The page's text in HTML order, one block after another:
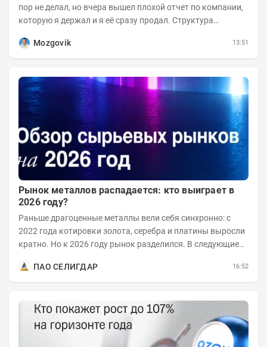
пор не делал, но вчера вышел плохой отчет по компании,
которую я держал и я её сразу продал. Структура
Mozgovik
13:51
Рынок металлов распадается: кто выиграет в
2026 году?
Раньше драгоценные металлы вели себя синхронно: с
2022 года котировки золота, серебра и платины выросли
кратно. Но к 2026 году рынок разделился. В следующие
ПАО СЕЛИГДАР
16:52